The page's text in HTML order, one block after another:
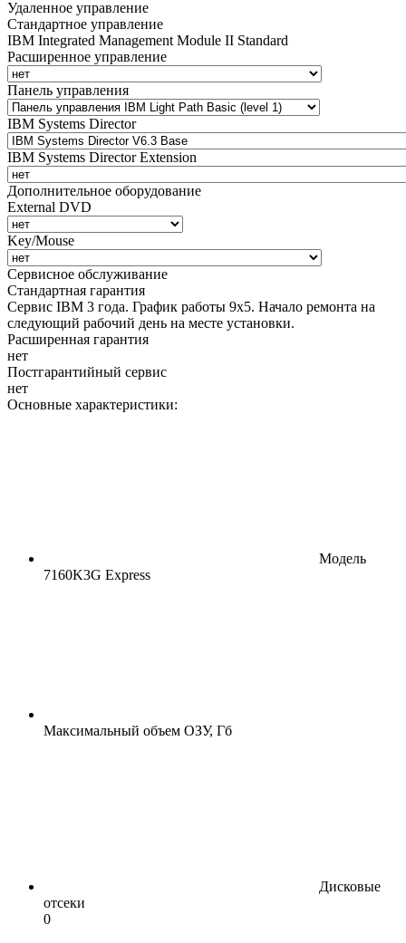
Удаленное управление
Стандартное управление
IBM Integrated Management Module II Standard
Расширенное управление
Панель управления
IBM Systems Director
IBM Systems Director Extension
Дополнительное оборудование
External DVD
Key/Mouse
Сервисное обслуживание
Стандартная гарантия
Сервис IBM 3 года. График работы 9х5. Начало ремонта на
следующий рабочий день на месте установки.
Расширенная гарантия
нет
Постгарантийный сервис
нет
Основные характеристики:
Модель
7160K3G Express
Максимальный объем ОЗУ, Гб
Дисковые
отсеки
0